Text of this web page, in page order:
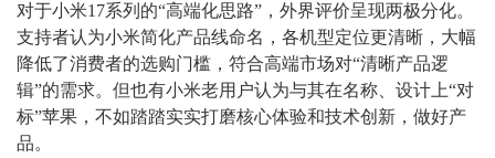
对于小米17系列的“高端化思路”，外界评价呈现两极分化。
支持者认为小米简化产品线命名，各机型定位更清晰，大幅
降低了消费者的选购门槛，符合高端市场对“清晰产品逻
辑”的需求。但也有小米老用户认为与其在名称、设计上“对
标”苹果，不如踏踏实实打磨核心体验和技术创新，做好产
品。